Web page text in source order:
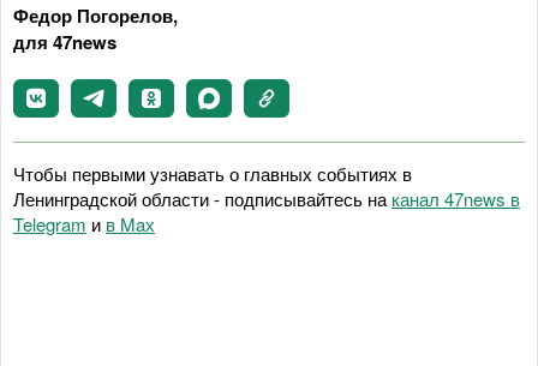
Федор Погорелов,
для 47news
Чтобы первыми узнавать о главных событиях в
Ленинградской области - подписывайтесь на канал 47news в
Telegram и в Maх